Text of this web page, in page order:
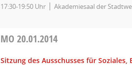
17:30-19:50 Uhr Akademiesaal der
MO20.01.2014
Sitzung des Ausschusses für